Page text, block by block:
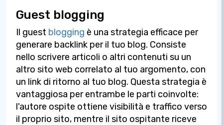
Guest blogging
Il guest blogging è una strategia efficace per
generare backlink per il tuo blog. Consiste
nello scrivere articoli o altri contenuti su un
altro sito web correlato al tuo argomento, con
un link di ritorno al tuo blog. Questa strategia è
vantaggiosa per entrambe le parti coinvolte:
l'autore ospite ottiene visibilità e traffico verso
il proprio sito, mentre il sito ospitante riceve